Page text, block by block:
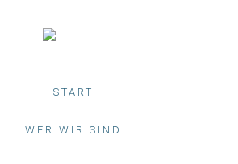
START
WER WIR SIND